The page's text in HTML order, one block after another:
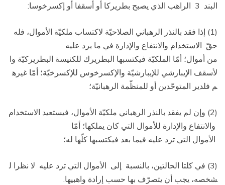
البند 3 ­ الراهب الذي يصبح بطريركا أو أسقفا أو إكسرخوسا:
(1) إذا فقد بالنذر الرهباني الصلاحيّة لاكتساب ملكيّة الأموال، فله
حقّ الاستخدام والانتفاع والإدارة في ما يرد عليه
من أموال؛ أمّا الملكيّة فيكتسبها البطريرك للكنيسة البطريركيّة وا
لأسقف الإيبارشي للإيبارشيّة والإكسرخوس للإكسرخيّة؛ أمّا غيره
م فلدير المتوحّدين أو للمنظّمة الرهبانيّة؛
(2) وإن لم يفقد بالنذر الرهباني ملكيّة الأموال، فيستعيد الاستخدام
والانتفاع والإدارة للأموال التي كان يملكها؛ أمّا
الأموال التي ترد عليه فيما بعد فيكتسبها كلّها له؛
(3) في كلتا الحالتين، بالنسبة إلى الأموال التي ترد عليه لا نظرا ل
شخصه، يجب أن يتصرّف بها حسب إرادة واهبيها.